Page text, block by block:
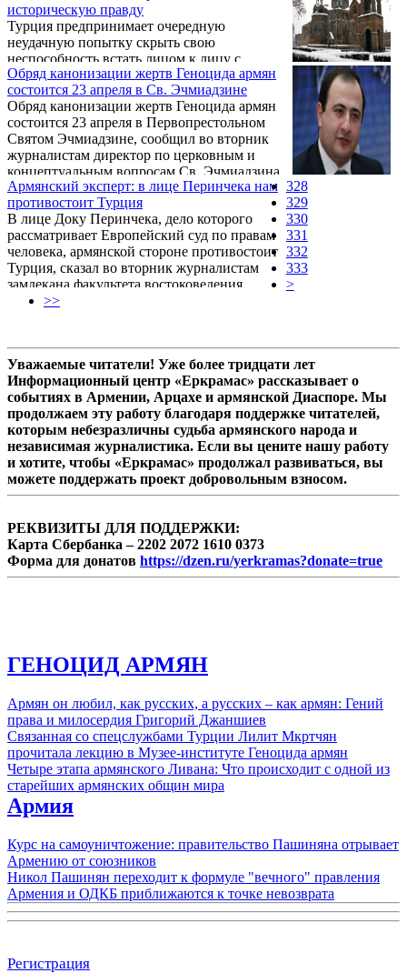
картину последовала, пишет РИА Новости.
историческую правду
Турция предпринимает очередную
неудачную попытку скрыть свою
неспособность встать лицом к лицу с
собственным прошлым и признать
историческую правду. Как передает пресс-
служба министерства иностранных дел
Армении, об этом заявил замглавы МИД РА
Шаварш Кочарян.
Обряд канонизации жертв Геноцида армян
состоится 23 апреля в Св. Эчмиадзине
Обряд канонизации жертв Геноцида армян
состоится 23 апреля в Первопрестольном
Святом Эчмиадзине, сообщил во вторник
журналистам директор по церковным и
концептуальным вопросам Св. Эчмиадзина
епископ Баграт Галстанян.
Армянский эксперт: в лице Перинчека нам
противостоит Турция
В лице Доку Перинчека, дело которого
рассматривает Европейский суд по правам
человека, армянской стороне противостоит
Турция, сказал во вторник журналистам
замдекана факультета востоковедения
Ереванского государственного
328
329
330
331
332
333
>
>>
Уважаемые читатели! Уже более тридцати лет
Информационный центр «Еркрамас» рассказывает о
событиях в Армении, Арцахе и армянской Диаспоре. Мы
продолжаем эту работу благодаря поддержке читателей,
которым небезразличны судьба армянского народа и
независимая журналистика. Если вы цените нашу работу
и хотите, чтобы «Еркрамас» продолжал развиваться, вы
можете поддержать проект добровольным взносом.
РЕКВИЗИТЫ ДЛЯ ПОДДЕРЖКИ:
Карта Сбербанка – 2202 2072 1610 0373
Форма для донатов https://dzen.ru/yerkramas?donate=true
ГЕНОЦИД АРМЯН
Армян он любил, как русских, а русских – как армян: Гений
права и милосердия Григорий Джаншиев
Связанная со спецслужбами Турции Лилит Мкртчян
прочитала лекцию в Музее-институте Геноцида армян
Четыре этапа армянского Ливана: Что происходит с одной из
старейших армянских общин мира
Армия
Курс на самоуничтожение: правительство Пашиняна отрывает
Армению от союзников
Никол Пашинян переходит к формуле "вечного" правления
Армения и ОДКБ приближаются к точке невозврата
Регистрация